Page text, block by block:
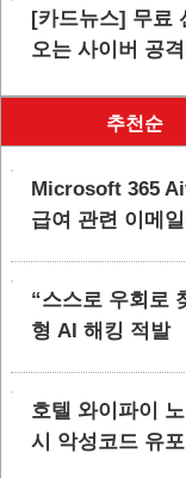
[카드뉴스] 무료
오는 사이버 공격
추천순
Microsoft 365
급여 관련 이메
“스스로 우회로
형 AI 해킹 적발
호텔 와이파이
시 악성코드 유포